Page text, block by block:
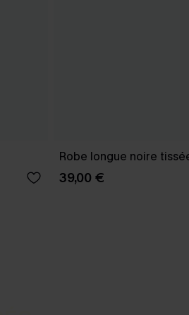
Robe longue noire
39,00 €